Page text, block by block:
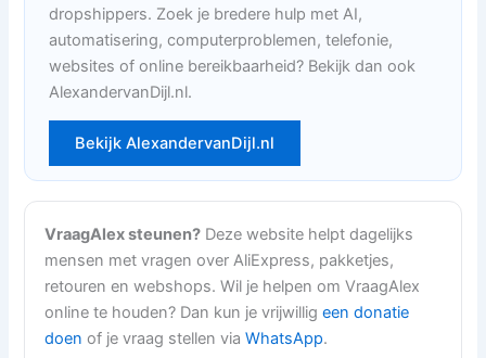
dropshippers. Zoek je bredere hulp met AI,
automatisering, computerproblemen, telefonie,
websites of online bereikbaarheid? Bekijk dan ook
AlexandervanDijl.nl.
Bekijk AlexandervanDijl.nl
VraagAlex steunen? Deze website helpt dagelijks
mensen met vragen over AliExpress, pakketjes,
retouren en webshops. Wil je helpen om VraagAlex
online te houden? Dan kun je vrijwilligeen donatie
doen of je vraag stellen viaWhatsApp.